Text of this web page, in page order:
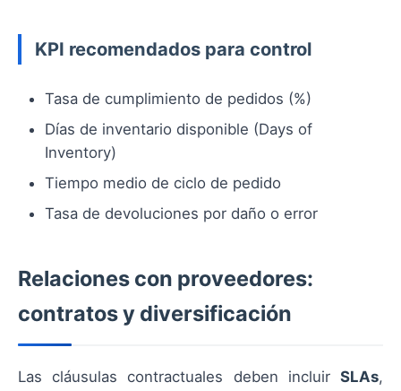
KPI recomendados para control
Tasa de cumplimiento de pedidos (%)
Días de inventario disponible (Days of
Inventory)
Tiempo medio de ciclo de pedido
Tasa de devoluciones por daño o error
Relaciones con proveedores:
contratos y diversificación
Las cláusulas contractuales deben incluir SLAs,